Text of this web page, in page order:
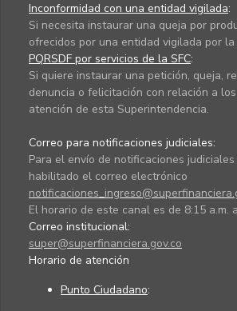
Inconformidad con una entidad vigilada:
Si necesita instaurar una queja por
ofrecidos por una entidad vigilada por la
PQRSDF por servicios de la SFC:
Si quiere instaurar una petición, queja,
denuncia o felicitación con relación a
atención de esta Superintendencia.
Correo para notificaciones judiciales:
Para el envío de notificaciones
habilitado el correo electrónico
El horario de este canal es de 8:15 a.m.
Correo institucional:
super@superfinanciera.gov.co
Horario de atención
Punto Ciudadano: